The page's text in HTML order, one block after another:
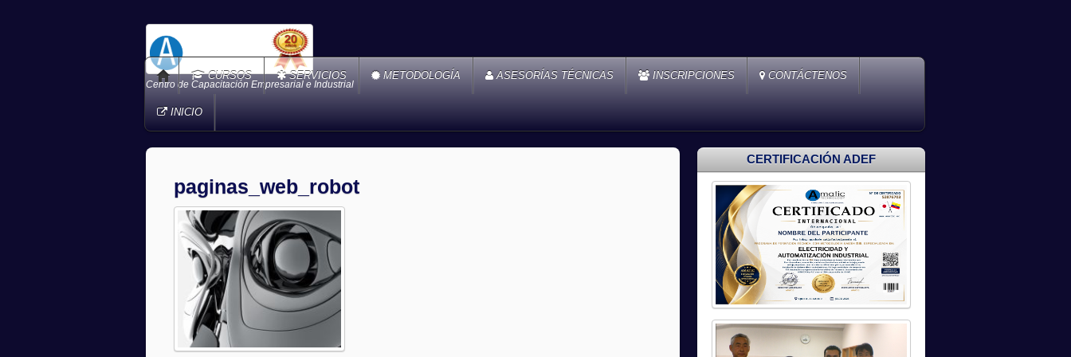
Centro de Capacitación Empresarial e Industrial
CURSOS SERVICIOS METODOLOGÍA ASESORÍAS TÉCNICAS INSCRIPCIONES CONTÁCTENOS
INICIO
paginas_web_robot
CERTIFICACIÓN ADEF